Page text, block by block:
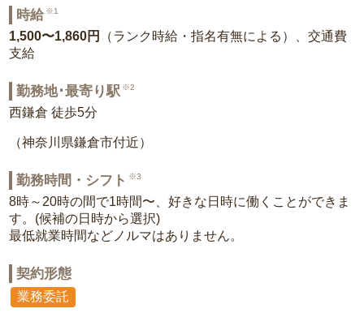
時給 ※1
1,500〜1,860円
（ランク時給・指名有無による）、交通費
支給
勤務地･最寄り駅 ※2
西鎌倉 徒歩5分
（神奈川県鎌倉市付近）
勤務時間・シフト ※3
8時～20時の間で1時間〜、好きな日時に働くことができま
す。(候補の日時から選択)
最低就業時間などノルマはありません。
契約形態
業務委託